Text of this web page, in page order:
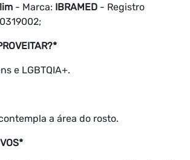
- Marca: IBRAMED - Registro
e LGBTQIA+.
a área do rosto.